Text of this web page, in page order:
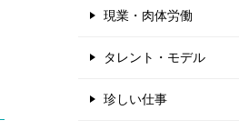
現業・肉体労働
タレント・モデル
珍しい仕事